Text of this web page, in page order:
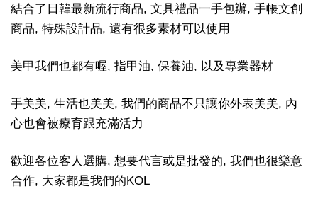
結合了日韓最新流行商品, 文具禮品一手包辦, 手帳文創
商品, 特殊設計品, 還有很多素材可以使用
美甲我們也都有喔, 指甲油, 保養油, 以及專業器材
手美美, 生活也美美, 我們的商品不只讓你外表美美, 內
心也會被療育跟充滿活力
歡迎各位客人選購, 想要代言或是批發的, 我們也很樂意
合作, 大家都是我們的KOL